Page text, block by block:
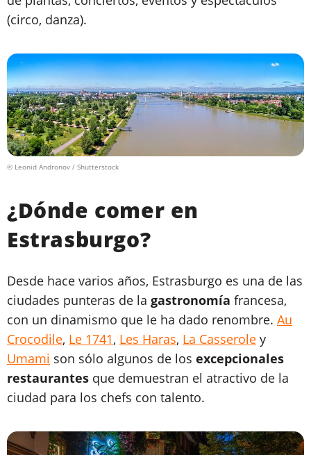
(circo, danza).
© Leonid Andronov / Shutterstock
¿Dónde comer en
Estrasburgo?
Desde hace varios años, Estrasburgo es una de las
ciudades punteras de la gastronomía francesa,
con un dinamismo que le ha dado renombre. Au
Crocodile, Le 1741, Les Haras, La Casserole y
Umami son sólo algunos de los excepcionales
restaurantes que demuestran el atractivo de la
ciudad para los chefs con talento.